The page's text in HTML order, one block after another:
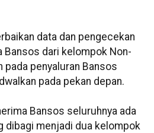
data dan pengecekan
Bansos dari kelompok Non-
pada penyaluran Bansos
pada pekan depan.
Bansos seluruhnya ada
dibagi menjadi dua kelompok